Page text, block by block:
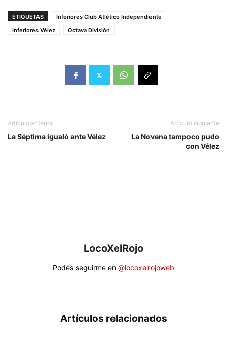
ETIQUETAS
Inferiores Club Atlético Independiente
Inferiores Vélez
Octava División
Artículo anterior
La Séptima igualó ante Vélez
Artículo siguiente
La Novena tampoco pudo
con Vélez
LocoXelRojo
Podés seguirme en @locoxelrojoweb
Artículos relacionados